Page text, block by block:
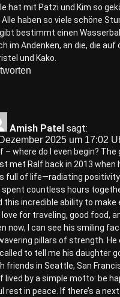
hat mit Patzi und Kim so
Alle haben so viele schöne
bestimmt einen
im Andenken, an die, die auf
und Kako.
Amish Patel sagt:
2025 um 17:02
– where do I even begin? The
met Ralf back in 2013
full of life—radiating positivity
spent countless hours
this incredible ability to make
love for traveling, good food,
now, I can see his smiling
pillars of strength. He
to tell me his daughter
friends in Seattle, San
lived by a simple motto: be
rest in peace. If there’s a